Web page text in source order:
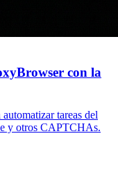
con la
tareas del
y otros CAPTCHAs.